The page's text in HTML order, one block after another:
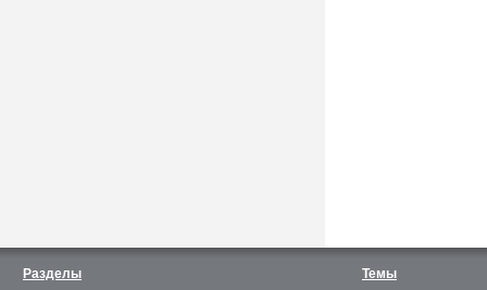
Разделы Темы